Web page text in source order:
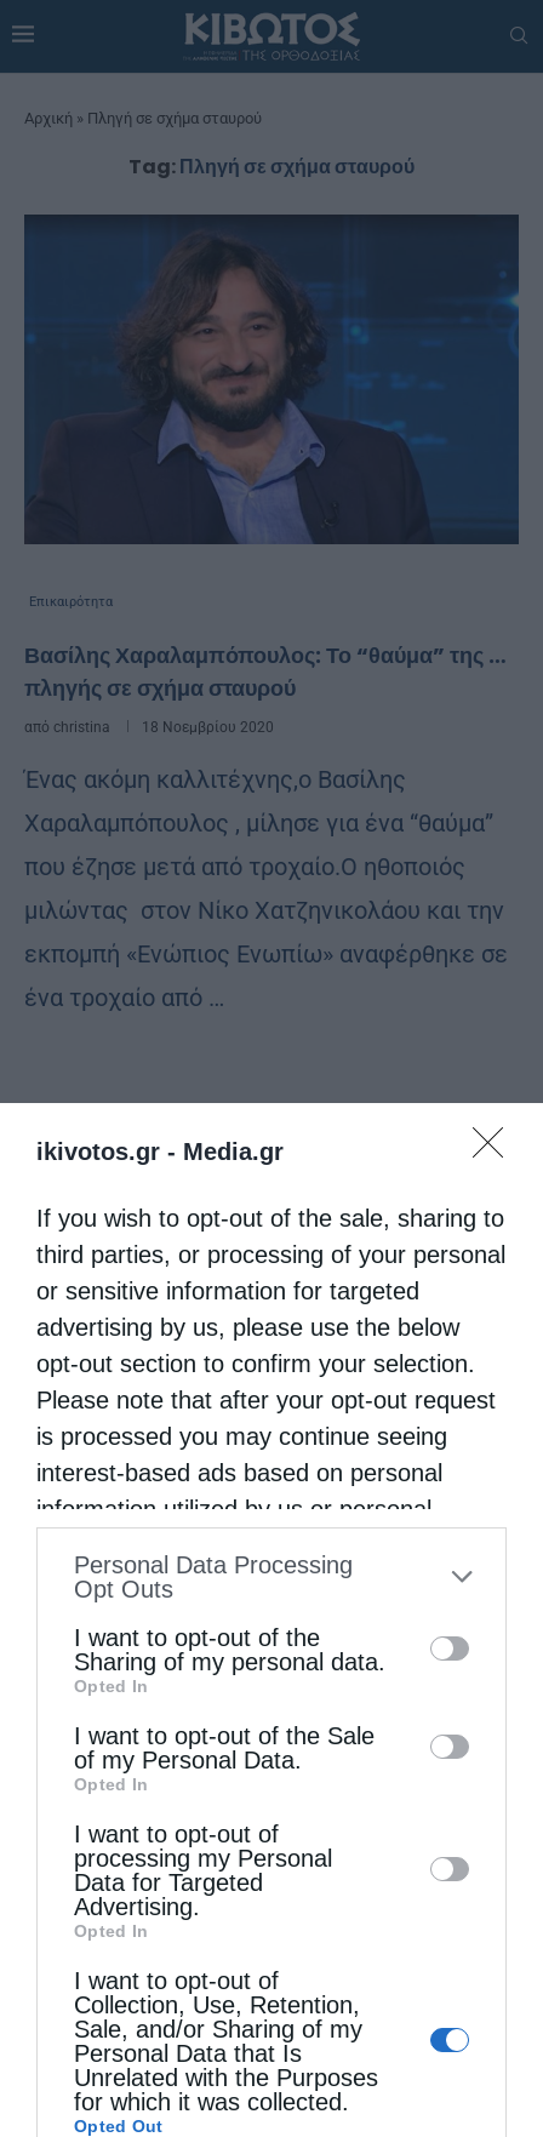
ikivotos.gr - Media.gr
If you wish to opt-out of the sale, sharing to
third parties, or processing of your personal
or sensitive information for targeted
advertising by us, please use the below
opt-out section to confirm your selection.
Please note that after your opt-out request
is processed you may continue seeing
interest-based ads based on personal
information utilized by us or personal
to your opt-out. You may separately opt-out
information by third parties on the IAB’s list
of downstream participants. This
information may also be disclosed by us to
third parties on theIAB’s List of
Downstream Participants
disclose it to other third parties.
Personal Data Processing
Opt Outs
I want to opt-out of the
Sharing of my personal data.
Opted In
I want to opt-out of the Sale
of my Personal Data.
Opted In
I want to opt-out of
processing my Personal
Data for Targeted
Advertising.
Opted In
I want to opt-out of
Collection, Use, Retention,
Sale, and/or Sharing of my
Personal Data that Is
Unrelated with the Purposes
for which it was collected.
Opted Out
Αρχική » Πληγή σε σχήμα σταυρού
Tag:Πληγή σε σχήμα σταυρού
Επικαιρότητα
Βασίλης Χαραλαμπόπουλος: Το “θαύμα” της …
πληγής σε σχήμα σταυρού
από christina 18 Νοεμβρίου 2020
Ένας ακόμη καλλιτέχνης,ο Βασίλης
Χαραλαμπόπουλος , μίλησε για ένα “θαύμα”
που έζησε μετά από τροχαίο.Ο ηθοποιός
μιλώντας στον Νίκο Χατζηνικολάου και την
εκπομπή «Ενώπιος Ενωπίω» αναφέρθηκε σε
ένα τροχαίο από …
Κι αν έπεσες, σήκω (Βίντεο)
Η Παιδαγωγία του Θεού
Την Πέμπτη, 13 Αυγούστου, κυκλοφορεί το νέο
φύλλο της Εφημερίδας «Κιβωτός της